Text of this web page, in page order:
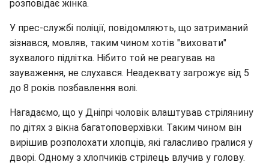
розповідає жінка.
У прес-службі поліції, повідомляють, що затриманий
зізнався, мовляв, таким чином хотів "виховати"
зухвалого підлітка. Нібито той не реагував на
зауваження, не слухався. Неадеквату загрожує від 5
до 8 років позбавлення волі.
Нагадаємо, що у Дніпрі чоловік влаштував стрілянину
по дітях з вікна багатоповерхівки. Таким чином він
вирішив розполохати хлопців, які галасливо гралися у
дворі. Одному з хлопчиків стрілець влучив у голову.